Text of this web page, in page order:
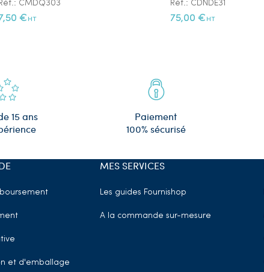
CMDQ303
€ HT
Réf.: CDNDE31
75,00 € HT
15 ans
Paiement
100% sécurisé
et d'emballage
MES SERVICES
Les guides Fournishop
A la commande sur-mesure